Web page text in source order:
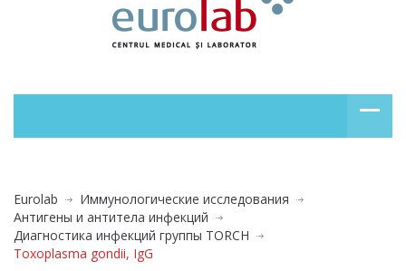
Eurolab
Иммунологические исследования
Антигены и антитела инфекций
Диагностика инфекций группы TORCH
Toxoplasma gondii, IgG